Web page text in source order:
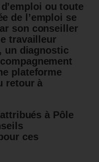
ou toute
de l’emploi se
son conseiller
travailleur
un diagnostic
plateforme
retour à
à Pôle
ces